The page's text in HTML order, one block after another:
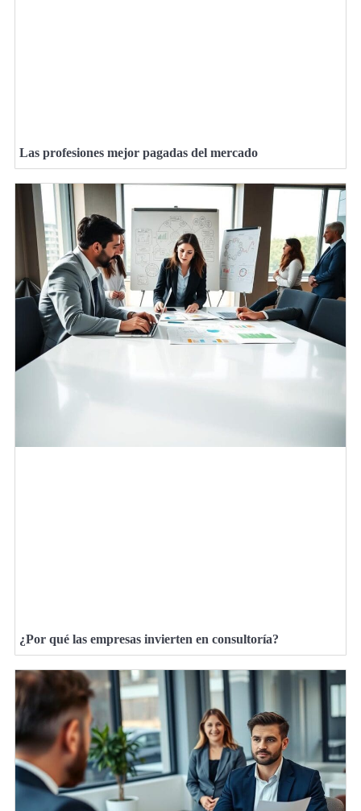
Las profesiones mejor pagadas del mercado
¿Por qué las empresas invierten en consultoría?